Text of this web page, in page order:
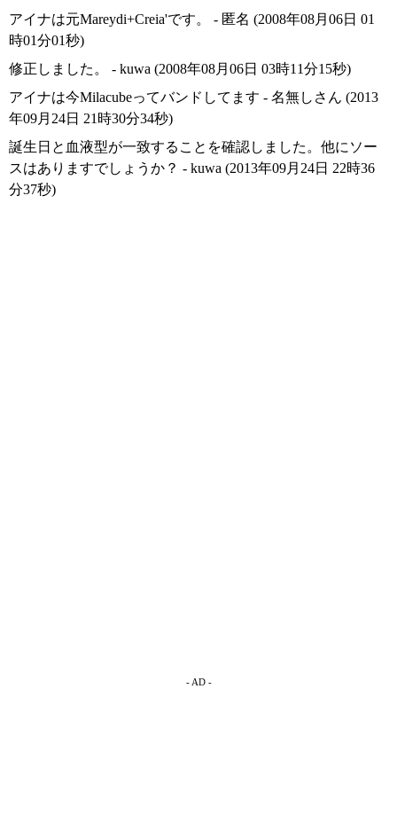
アイナは元Mareydi+Creia'です。 - 匿名 (2008年08月06日 01
時01分01秒)
修正しました。 - kuwa (2008年08月06日 03時11分15秒)
アイナは今Milacubeってバンドしてます - 名無しさん (2013
年09月24日 21時30分34秒)
誕生日と血液型が一致することを確認しました。他にソー
スはありますでしょうか？ - kuwa (2013年09月24日 22時36
分37秒)
- AD -